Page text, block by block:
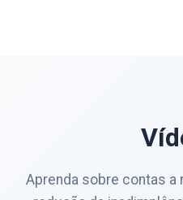
Aprenda sobre contas a